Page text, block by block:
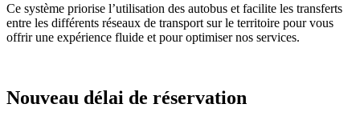
Ce système priorise l’utilisation des autobus et facilite les transferts
entre les différents réseaux de transport sur le territoire pour vous
offrir une expérience fluide et pour optimiser nos services.
Nouveau délai de réservation